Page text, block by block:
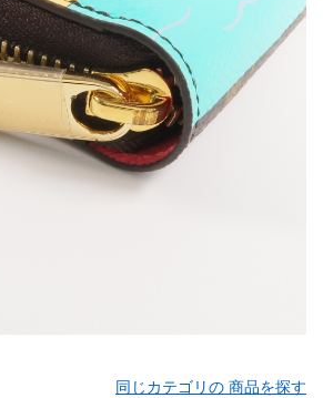
同じカテゴリの 商品を探す